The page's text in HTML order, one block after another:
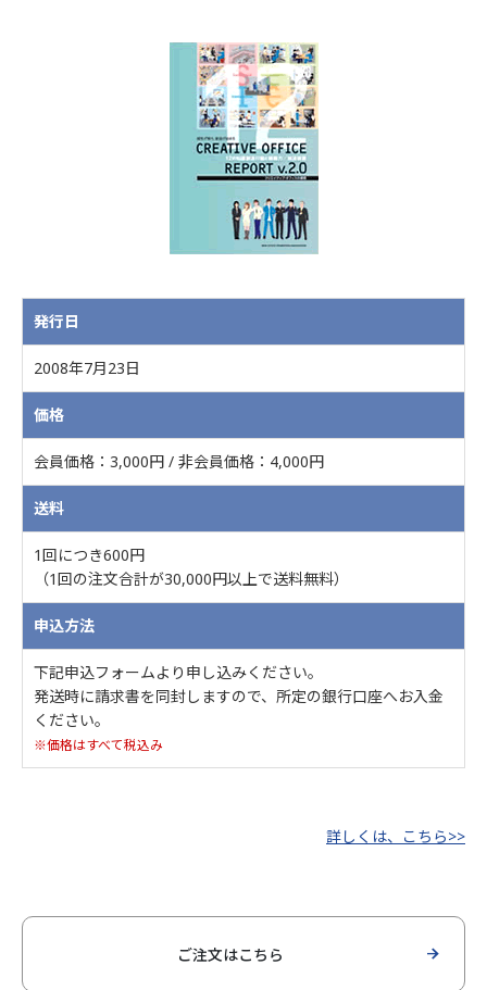
発行日
2008年7月23日
価格
会員価格：3,000円 / 非会員価格：4,000円
送料
1回につき600円
（1回の注文合計が30,000円以上で送料無料）
申込方法
下記申込フォームより申し込みください。
発送時に請求書を同封しますので、所定の銀行口座へお入金
ください。
※価格はすべて税込み
詳しくは、こちら>>
ご注文はこちら